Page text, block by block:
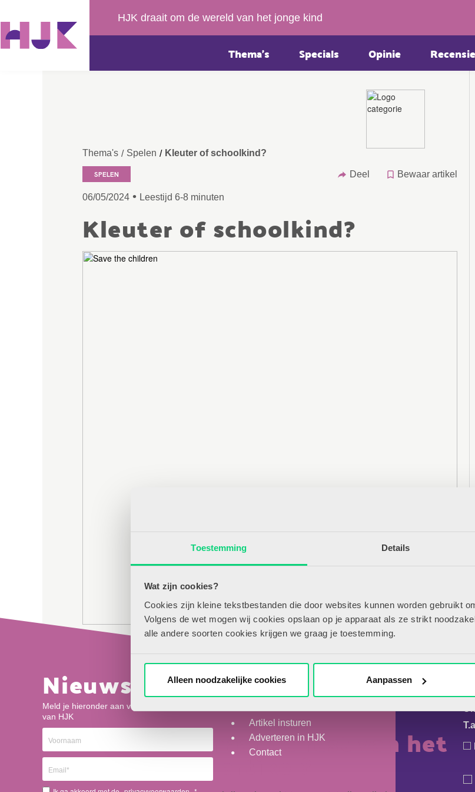
Toestemming Details
Wat zijn cookies?
Cookies zijn kleine tekstbestanden die door websites kunnen worden gebruikt
Volgens de wet mogen wij cookies opslaan op je apparaat als ze strikt
alle andere soorten cookies krijgen we graag je toestemming.
Alleen noodzakelijke cookies Aanpassen
HJK draait om de wereld van het jonge kind
Thema’s
Specials Opinie
Thema's / Spelen / Kleuter of schoolkind?
SPELEN Deel Bewaar artikel
06/05/2024 • Leestijd 6-8 minuten
Kleuter of schoolkind?
verschoolsing van het kleuteronderwijs. Dat roept de vraag op wat goed onderwijs
is. Hoeveel initiatief laten we aan kleuters? Welke vrijheid krijgen
kleuterleerkrachten? In welke mate mag het leerplan de klaspraktijk sturen? Met
praktijkvoorbeelden maken we het debat concreet voor jouw team.
Benieuwd naar de rest van het
artikel?
Nieuwsbrief
Meld je hieronder aan voor de nieuwsbrief
van HJK
Navigatie
Artikel insturen
Adverteren in HJK
Contact